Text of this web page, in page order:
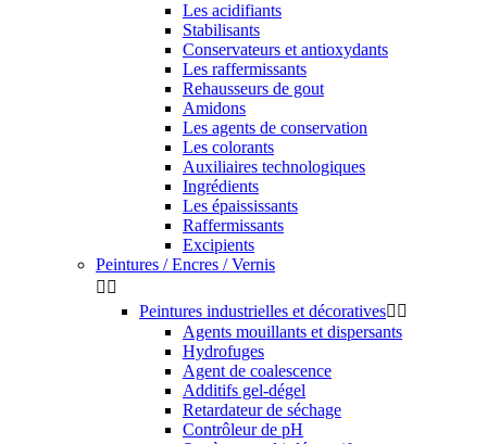
Les acidifiants
Stabilisants
Conservateurs et antioxydants
Les raffermissants
Rehausseurs de gout
Amidons
Les agents de conservation
Les colorants
Auxiliaires technologiques
Ingrédients
Les épaississants
Raffermissants
Excipients
Peintures / Encres / Vernis
 
Peintures industrielles et décoratives 
Agents mouillants et dispersants
Hydrofuges
Agent de coalescence
Additifs gel-dégel
Retardateur de séchage
Contrôleur de pH